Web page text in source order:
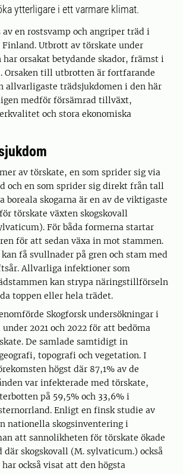
ytterligare i ett varmare klimat.
av en rostsvamp och angriper träd i
Finland. Utbrott av törskate under
har orsakat betydande skador, främst i
Orsaken till utbrotten är fortfarande
allvarligaste trädsjukdomen i den här
medför försämrad tillväxt,
och stora ekonomiska
av törskate, en som sprider sig via
och en som sprider sig direkt från tall
skogarna är en av de viktigaste
törskate växten skogskovall
För båda formerna startar
för att sedan växa in mot stammen.
få svullnader på gren och stam med
Allvarliga infektioner som
kan strypa näringstillförseln
toppen eller hela trädet.
Skogforsk undersökningar i
2021 och 2022 för att bedöma
De samlade samtidigt in
topografi och vegetation. I
högst där 87,1% av de
var infekterade med törskate,
på 59,5% och 33,6% i
Enligt en finsk studie av
nationella skogsinventering i
att sannolikheten för törskate ökade
där skogskovall (M. sylvaticum.) också
också visat att den högsta